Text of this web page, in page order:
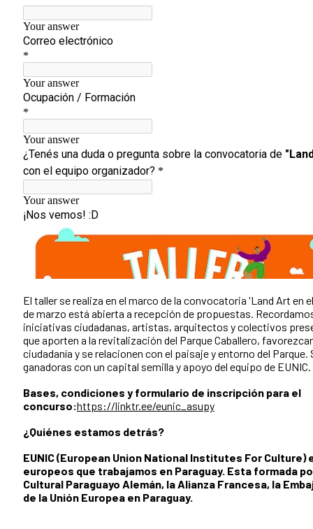
El taller se realiza en el marco de la convocatoria 'Land Art en
de marzo está abierta a recepción de propuestas.
iniciativas ciudadanas, artistas, arquitectos y colectivos
que aporten a la revitalización del Parque Caballero,
ciudadanía y se relacionen con el paisaje y entorno del
ganadoras con un capital semilla y apoyo del equipo de EUNIC.
Bases, condiciones y formulario de inscripción para el
concurso:https://linktr.ee/eunic_asupy
¿Quiénes estamos detrás?
EUNIC (European Union National Institutes For
europeos que trabajamos en Paraguay. Esta formada
Cultural Paraguayo Alemán, la Alianza Francesa, la
de la Unión Europea en Paraguay.